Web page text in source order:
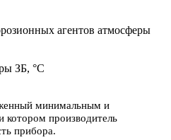
агентов атмосферы
ЗБ, °С
минимальным и
производитель
прибора.